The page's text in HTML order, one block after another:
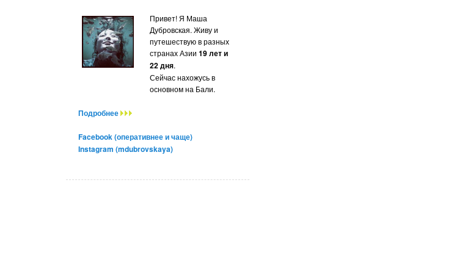
Привет! Я Маша
Дубровская. Живу и
путешествую в разных
странах Азии 19 лет и
22 дня.
Сейчас нахожусь в
основном на Бали.
Подробнее
Facebook (оперативнее и чаще)
Instagram (mdubrovskaya)